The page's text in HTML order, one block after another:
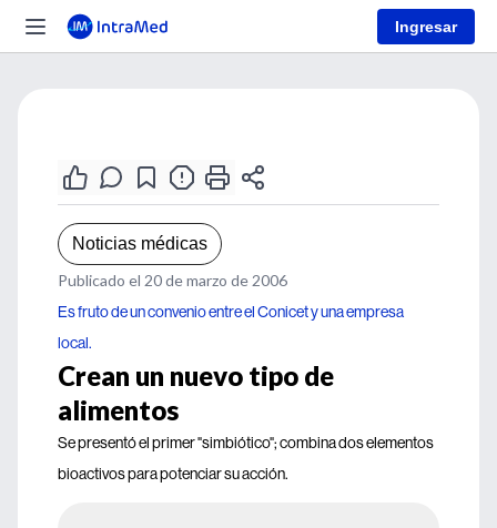
Ingresar
Noticias médicas
Publicado el 20 de marzo de 2006
Es fruto de un convenio entre el Conicet y una empresa
local.
Crean un nuevo tipo de
alimentos
Se presentó el primer "simbiótico"; combina dos elementos
bioactivos para potenciar su acción.